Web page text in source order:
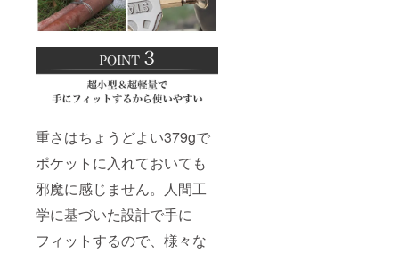
重さはちょうどよい379gで
ポケットに入れておいても
邪魔に感じません。人間工
学に基づいた設計で手に
フィットするので、様々な